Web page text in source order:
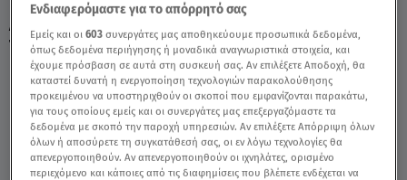
Δίδυμοι Σήμερα 28/2/24: Οι Προβλέψεις
Της Άσης Μπήλιου - Video
Ενδιαφερόμαστε για το απόρρητό σας
Εμείς και οι603 συνεργάτες μας αποθηκεύουμε προσωπικά δεδομένα,
όπως δεδομένα περιήγησης ή μοναδικά αναγνωριστικά στοιχεία, και
έχουμε πρόσβαση σε αυτά στη συσκευή σας. Αν επιλέξετε Αποδοχή, θα
καταστεί δυνατή η ενεργοποίηση τεχνολογιών παρακολούθησης
προκειμένου να υποστηριχθούν οι σκοποί που εμφανίζονται παρακάτω,
για τους οποίους εμείς και οι συνεργάτες μας επεξεργαζόμαστε τα
δεδομένα με σκοπό την παροχή υπηρεσιών. Αν επιλέξετε Απόρριψη όλων
όλων ή αποσύρετε τη συγκατάθεσή σας, οι εν λόγω τεχνολογίες θα
απενεργοποιηθούν. Αν απενεργοποιηθούν οι ιχνηλάτες, ορισμένο
περιεχόμενο και κάποιες από τις διαφημίσεις που βλέπετε ενδέχεται να